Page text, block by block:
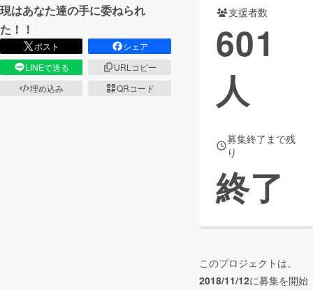
現はあなた達の手に委ねられ
た！！
ポスト
シェア
LINEで送る
URLコピー
埋め込み
QRコード
支援者数
601
人
募集終了まで残
り
終了
このプロジェクトは、
2018/11/12に募集を開始